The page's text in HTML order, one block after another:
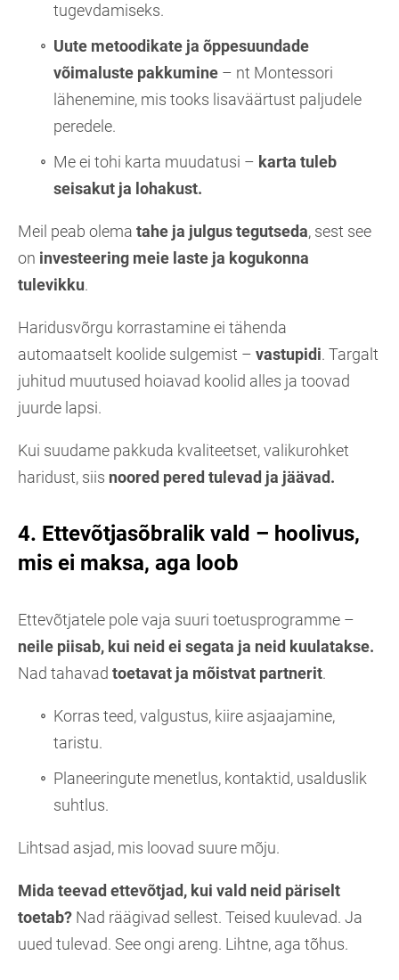
tugevdamiseks.
Uute metoodikate ja õppesuundade
võimaluste pakkumine – nt Montessori
lähenemine, mis tooks lisaväärtust paljudele
peredele.
Me ei tohi karta muudatusi – karta tuleb
seisakut ja lohakust.
Meil peab olema tahe ja julgus tegutseda, sest see
on investeering meie laste ja kogukonna
tulevikku.
Haridusvõrgu korrastamine ei tähenda
automaatselt koolide sulgemist – vastupidi. Targalt
juhitud muutused hoiavad koolid alles ja toovad
juurde lapsi.
Kui suudame pakkuda kvaliteetset, valikurohket
haridust, siis noored pered tulevad ja jäävad.
4. Ettevõtjasõbralik vald – hoolivus,
mis ei maksa, aga loob
Ettevõtjatele pole vaja suuri toetusprogramme –
neile piisab, kui neid ei segata ja neid kuulatakse.
Nad tahavad toetavat ja mõistvat partnerit.
Korras teed, valgustus, kiire asjaajamine,
taristu.
Planeeringute menetlus, kontaktid, usalduslik
suhtlus.
Lihtsad asjad, mis loovad suure mõju.
Mida teevad ettevõtjad, kui vald neid päriselt
toetab? Nad räägivad sellest. Teised kuulevad. Ja
uued tulevad. See ongi areng. Lihtne, aga tõhus.